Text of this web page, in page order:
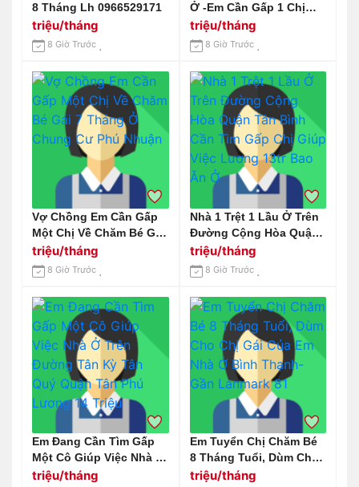
8 Tháng Lh 0966529171
triệu/tháng
8 Giờ Trước
Ở -Em Cần Gấp 1 Chị
Chăm Bé 9 Tháng Ở
Trên Đường Tô Hiến
Thành Q10 Ạ
triệu/tháng
8 Giờ Trước
Vợ Chồng Em Cần Gấp
Một Chị Về Chăm Bé Gái
7 Tháng Ở Chung Cư
Phú Nhuận
triệu/tháng
8 Giờ Trước
Nhà 1 Trệt 1 Lầu Ở Trên
Đường Cộng Hòa Quận
Tân Bình Cần Tìm Gấp
Chị Giúp Việc Lương
13tr Bao Ăn Ở
triệu/tháng
8 Giờ Trước
Em Đang Cần Tìm Gấp
Một Cô Giúp Việc Nhà Ở
Trên Đường Tân Kỳ Tân
triệu/tháng
Em Tuyển Chị Chăm Bé
8 Tháng Tuổi, Dùm Cho
Chị Gái Của Em Nhà Ở
triệu/tháng